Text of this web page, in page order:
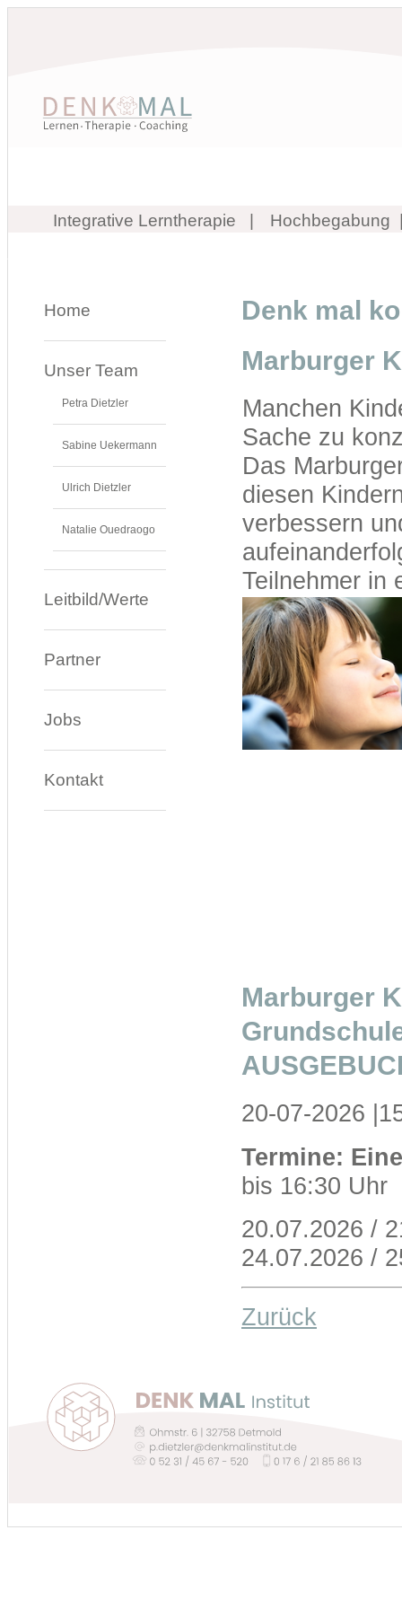
Integrative Lerntherapie Hochbegabung
Home
Unser Team
Petra Dietzler
Sabine Uekermann
Ulrich Dietzler
Natalie Ouedraogo
Leitbild/Werte
Partner
Jobs
Kontakt
Denk mal
Marburger
Manchen
Sache zu
Das
diesen
verbessern
Teilnehmer in
Marburger
20-07-2026
Termine:
bis 16:30 Uhr
20.07.2026 /
24.07.2026 /
Zurück